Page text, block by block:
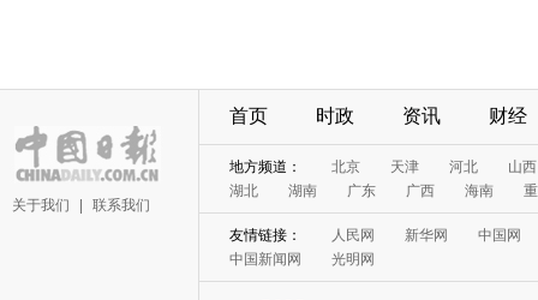
关于我们 联系我们
首页 时政 资讯 财经
地方频道： 北京 天津 河北
山西
湖北
湖南 广东 广西 海南
友情链接： 人民网 新华网
中国网
中国新闻网
光明网